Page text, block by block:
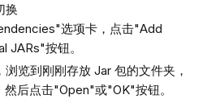
换
选项卡，点击"Add
JARs"按钮。
览到刚刚存放 Jar 包的文件夹，
后点击"Open"或"OK"按钮。